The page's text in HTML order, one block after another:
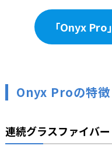
「Onyx
Onyx Proの特徴
連続グラスファイバー